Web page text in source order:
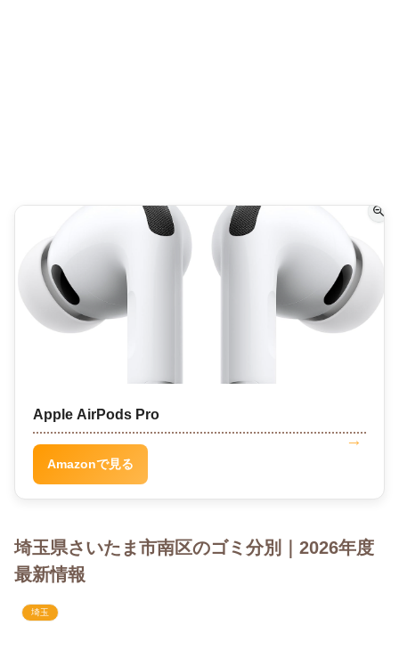
Apple AirPods Pro
Amazonで見る
埼玉県さいたま市南区のゴミ分別｜2026年度
最新情報
埼玉